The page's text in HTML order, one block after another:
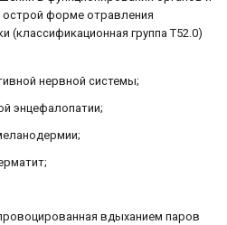
острой форме отравления
(классификационная группа T52.0)
нервной системы;
энцефалопатии;
вдыханием паров